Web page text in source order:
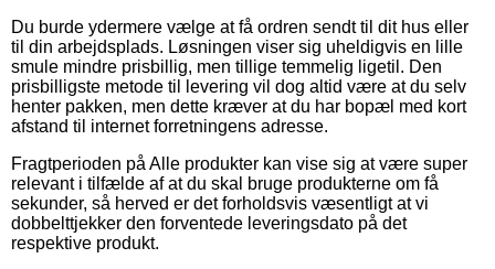
Du burde ydermere vælge at få ordren sendt til dit hus eller
til din arbejdsplads. Løsningen viser sig uheldigvis en lille
smule mindre prisbillig, men tillige temmelig ligetil. Den
prisbilligste metode til levering vil dog altid være at du selv
henter pakken, men dette kræver at du har bopæl med kort
afstand til internet forretningens adresse.
Fragtperioden på Alle produkter kan vise sig at være super
relevant i tilfælde af at du skal bruge produkterne om få
sekunder, så herved er det forholdsvis væsentligt at vi
dobbelttjekker den forventede leveringsdato på det
respektive produkt.